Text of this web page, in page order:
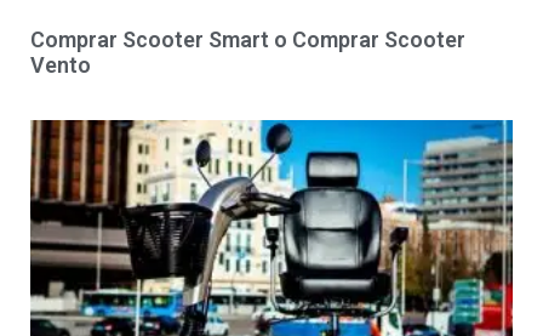
Comprar Scooter Smart o Comprar Scooter
Vento